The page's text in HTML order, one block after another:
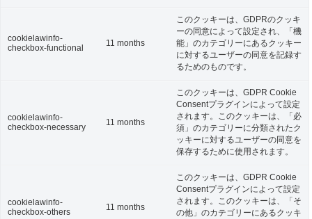
cookielawinfo-
checkbox-functional
11 months
このクッキーは、GDPRのクッキ
ーの同意によって設定され、「機
能」のカテゴリーにあるクッキー
に対するユーザーの同意を記録す
るためのものです。
cookielawinfo-
checkbox-necessary
11 months
このクッキーは、GDPR Cookie
Consentプラグインによって設定
されます。このクッキーは、「必
須」のカテゴリーに分類されたク
ッキーに対するユーザーの同意を
保存するために使用されます。
cookielawinfo-
checkbox-others
11 months
このクッキーは、GDPR Cookie
Consentプラグインによって設定
されます。このクッキーは、「そ
の他」のカテゴリーにあるクッキ